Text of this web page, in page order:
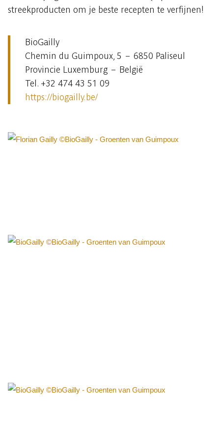
streekproducten om je beste recepten te verfijnen!
BioGailly
Chemin du Guimpoux, 5 – 6850 Paliseul
Provincie Luxemburg – België
Tel. +32 474 43 51 09
https://biogailly.be/